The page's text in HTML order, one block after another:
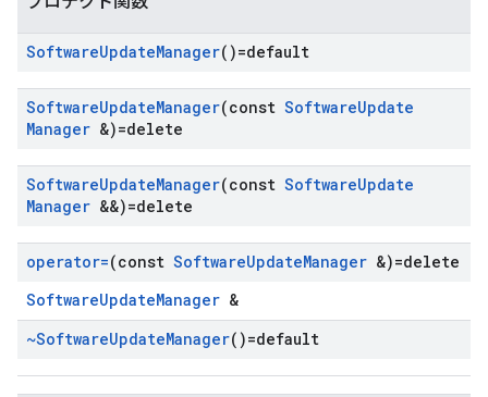
SoftwareUpdateManager()=default
SoftwareUpdateManager(const SoftwareUpdate
Manager &)=delete
SoftwareUpdateManager(const SoftwareUpdate
Manager &&)=delete
operator=(const SoftwareUpdateManager &)=delete
SoftwareUpdateManager &
~SoftwareUpdateManager()=default